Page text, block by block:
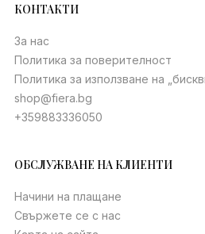
КОНТАКТИ
За нас
Политика за поверителност
Политика за използване на
shop@fiera.bg
+359883336050
ОБСЛУЖВАНЕ НА КЛИЕНТИ
Начини на плащане
Свържете се с нас